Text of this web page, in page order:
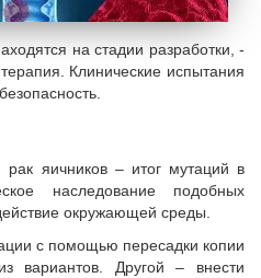
на стадии разработки, -
Клинические испытания
яичников – итог мутаций в
наследование подобных
окружающей среды.
с помощью пересадки копии
вариантов. Другой – внести